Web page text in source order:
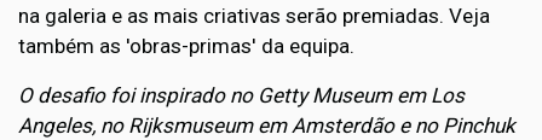
na galeria e as mais criativas serão premiadas. Veja
também as 'obras-primas' da equipa.
O desafio foi inspirado no Getty Museum em Los
Angeles, no Rijksmuseum em Amsterdão e no Pinchuk